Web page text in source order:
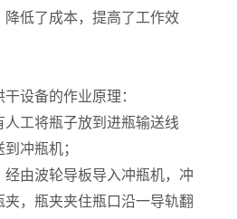
降低了成本，提高了工作效
设备的作业原理：
工将瓶子放到进瓶输送线
冲瓶机；
由波轮导板导入冲瓶机，冲
，瓶夹夹住瓶口沿一导轨翻